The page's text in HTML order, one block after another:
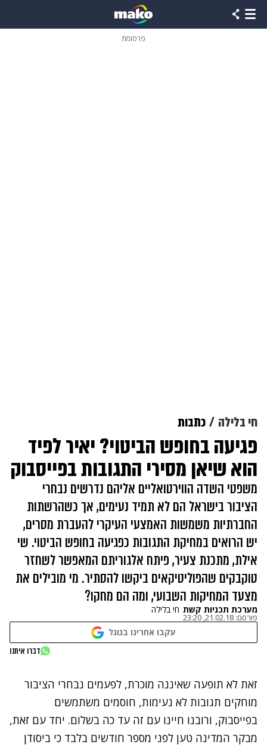
פרסומת
חי בלילה כתבות
פגיעה בחופש הביטוי? יאיר לפיד
הוא שיאן מסירי התגובות בפייסבוק
משפטי השדה הווירטואליים אליהם נדרשים נבחרי
הציבור בישראל הם לא תמיד נעימים, אך כשהרשתות
החברתיות משמשות האמצעי העיקרי להעברת מסרים,
יש הרואים במחיקת התגובות כפגיעה בחופש הביטוי. שי
אילת, מתכנת צעיר, פיתח אלגוריתם המאפשר לשחזר
טוקבקים שהפוליטיקאים ביקשו להסתיר. מי מובילים את
מצעד המחיקות השבועי, ומה הם מחקו?
מערכת תכניות קשת חי בלילה
פורסם: 21.02.18, 23:20
עקבו אחרינו בגוגל
נתקלנו בבעיה
דברו איתנו
זאת לא תופעה שאיננה מוכרת, לפעמים נבחרי הציבור
מוחקים תגובות לא נעימות, חוסמים משתמשים
בפייסבוק, ורובנו חיינו עם זה עד כה בשלום. יחד עם זאת,
מבקר המדינה טען לפני מספר חודשים בלבד כי ביסודן